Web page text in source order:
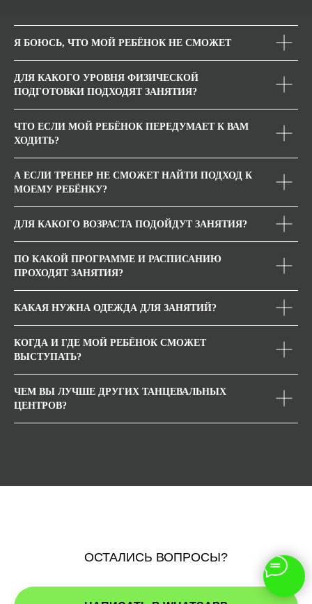
Я БОЮСЬ, ЧТО МОЙ РЕБЁНОК НЕ СМОЖЕТ
ДЛЯ КАКОГО УРОВНЯ ФИЗИЧЕСКОЙ
ПОДГОТОВКИ ПОДХОДЯТ ЗАНЯТИЯ?
ЧТО ЕСЛИ МОЙ РЕБЁНОК ПЕРЕДУМАЕТ К ВАМ
ХОДИТЬ?
А ЕСЛИ ТРЕНЕР НЕ СМОЖЕТ НАЙТИ ПОДХОД К
МОЕМУ РЕБЁНКУ?
ДЛЯ КАКОГО ВОЗРАСТА ПОДОЙДУТ ЗАНЯТИЯ?
ПО КАКОЙ ПРОГРАММЕ И РАСПИСАНИЮ
ПРОХОДЯТ ЗАНЯТИЯ?
КАКАЯ НУЖНА ОДЕЖДА ДЛЯ ЗАНЯТИЙ?
КОГДА И ГДЕ МОЙ РЕБЁНОК СМОЖЕТ
ВЫСТУПАТЬ?
ЧЕМ ВЫ ЛУЧШЕ ДРУГИХ ТАНЦЕВАЛЬНЫХ
ЦЕНТРОВ?
OСТАЛИСЬ ВОПРОСЫ?